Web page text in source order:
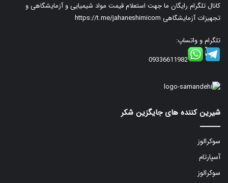
کانال تلگرام رایگان ما جهت استعلام قیمت مواد شیمیایی و آزمایشگاهی و
تجهیزات آزمایشگاهی https://t.me/jahaneshimicom
تلگرام و واتساپ:
09336611982
شیرین کننده های جایگزین شکر
سوکرالوز
آسپارتام
سوکرالوز